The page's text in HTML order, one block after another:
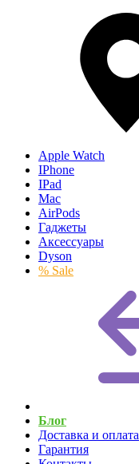
Apple Watch
IPhone
IPad
Mac
AirPods
Гаджеты
Аксессуары
Dyson
% Sale
Блог
Доставка и оплата
Гарантия